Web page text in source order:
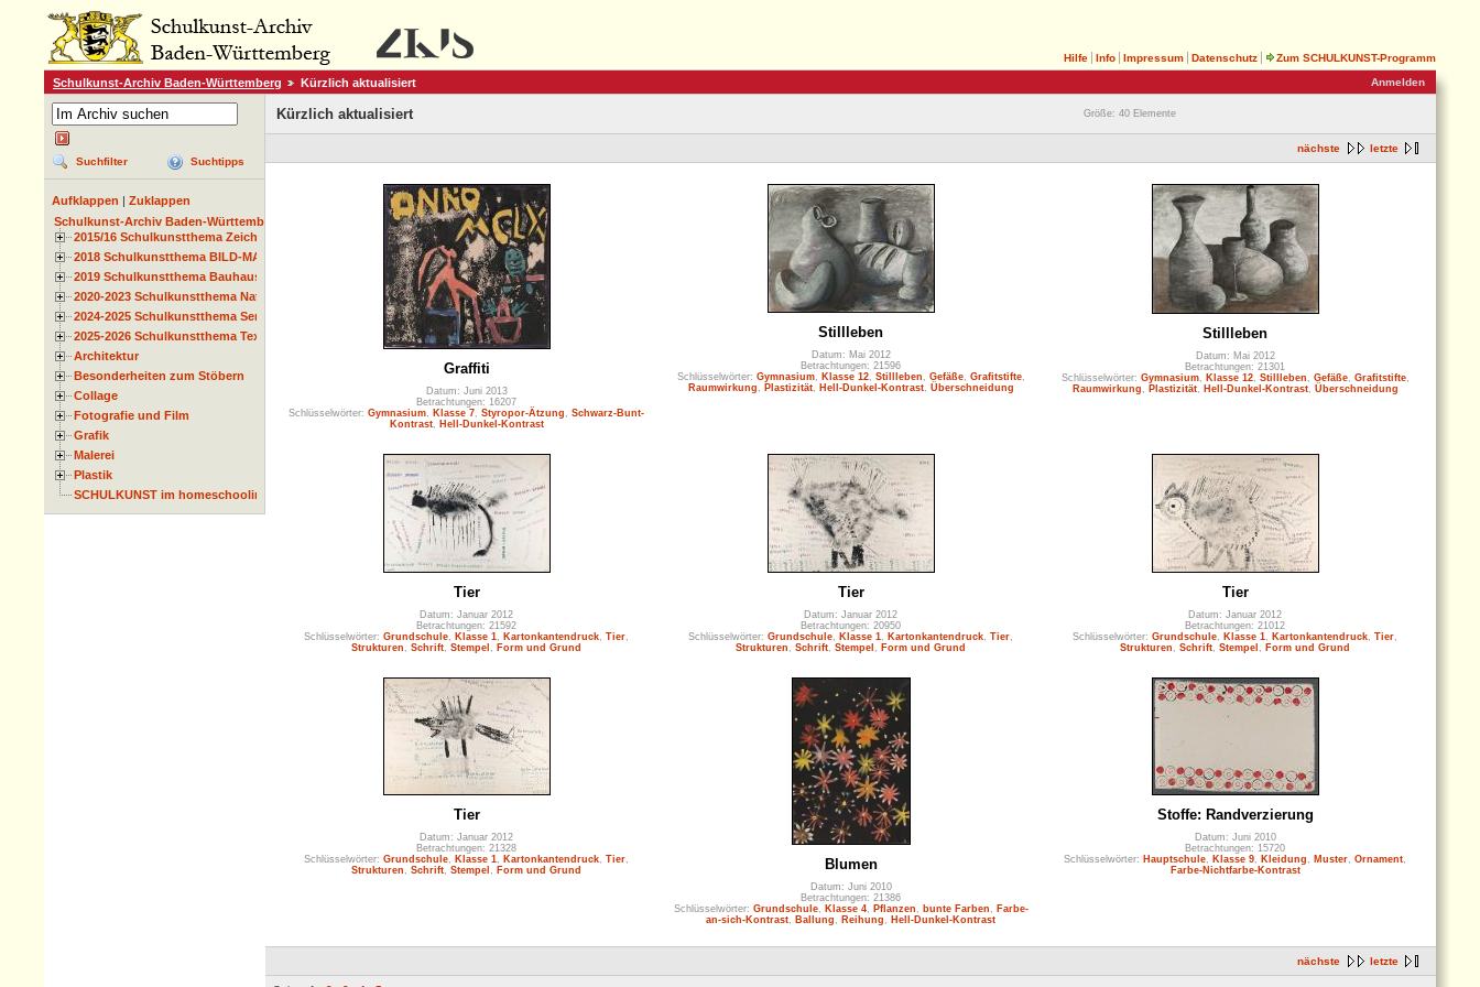
Hilfe Info Impressum Datenschutz
Zum SCHULKUNST-Programm
Anmelden
Schulkunst-Archiv Baden-Württemberg Kürzlich aktualisiert
Suchfilter Suchtipps
Aufklappen
Zuklappen
Schulkunst-Archiv Baden-Württemberg
2015/16 Schulkunstthema Zeichnen
2018 Schulkunstthema BILD-MATERIAL-OBJEKT
2019 Schulkunstthema Bauhaus
2020-2023 Schulkunstthema Natur und Zeit
2024-2025 Schulkunstthema Serie
2025-2026 Schulkunstthema Textil
Architektur
Besonderheiten zum Stöbern
Collage
Fotografie und Film
Grafik
Malerei
Plastik
SCHULKUNST im homeschooling
Kürzlich aktualisiert Größe: 40 Elemente
nächste letzte
Graffiti
Datum: Juni 2013
Betrachtungen: 16207
Schlüsselwörter: Gymnasium Klasse 7 Styropor-Ätzung
Schwarz-Bunt-
Kontrast, Hell-Dunkel-Kontrast
Stillleben
Datum: Mai 2012
Betrachtungen: 21596
Schlüsselwörter: Gymnasium, Klasse 12, Stillleben Gefäße, Grafitstifte,
Raumwirkung
Plastizität, Hell-Dunkel-Kontrast, Überschneidung
Stillleben
Datum: Mai 2012
Betrachtungen: 21301
Schlüsselwörter: Gymnasium, Klasse 12, Stillleben Gefäße, Grafitstifte,
Raumwirkung
Plastizität, Hell-Dunkel-Kontrast, Überschneidung
Tier
Datum: Januar 2012
Betrachtungen: 21592
Schlüsselwörter: Grundschule Klasse 1 Kartonkantendruck Tier
Strukturen
Schrift Stempel Form und Grund
Tier
Datum: Januar 2012
Betrachtungen: 20950
Schlüsselwörter: Grundschule Klasse 1 Kartonkantendruck Tier
Strukturen
Schrift Stempel Form und Grund
Tier
Datum: Januar 2012
Betrachtungen: 21012
Schlüsselwörter: Grundschule Klasse 1 Kartonkantendruck Tier
Strukturen
Schrift Stempel Form und Grund
Tier
Datum: Januar 2012
Betrachtungen: 21328
Schlüsselwörter: Grundschule Klasse 1 Kartonkantendruck Tier
Strukturen
Schrift Stempel Form und Grund Blumen
Datum: Juni 2010
Betrachtungen: 21386
Schlüsselwörter: Grundschule, Klasse 4, Pflanzen bunte Farben
Farbe-
an-sich-Kontrast
Ballung Reihung Hell-Dunkel-Kontrast
Stoffe: Randverzierung
Datum: Juni 2010
Betrachtungen: 15720
Schlüsselwörter: Hauptschule Klasse 9 Kleidung Muster Ornament
Farbe-Nichtfarbe-Kontrast
nächste letzte